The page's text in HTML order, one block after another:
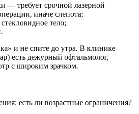
— требует срочной лазерной
иначе слепота;
тело;
и не спите до утра. В клинике
есть дежурный офтальмолог,
с широким зрачком.
есть ли возрастные ограничения?